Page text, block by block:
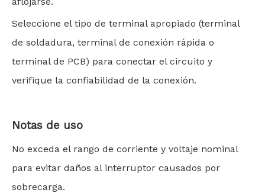
Seleccione el tipo de terminal apropiado (terminal
de soldadura, terminal de conexión rápida o
terminal de PCB) para conectar el circuito y
verifique la confiabilidad de la conexión.
Notas de uso
No exceda el rango de corriente y voltaje nominal
para evitar daños al interruptor causados ​​por
sobrecarga.